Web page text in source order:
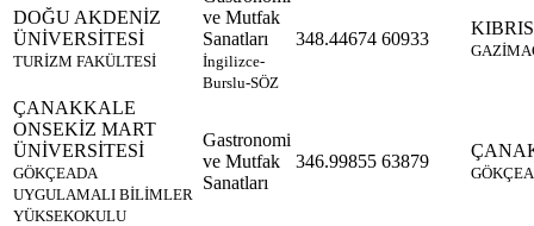
DOĞU AKDENİZ
ÜNİVERSİTESİ
TURİZM FAKÜLTESİ
ve Mutfak
Sanatları
İngilizce-
Burslu-SÖZ
348.44674 60933
KIBRIS
ÇANAKKALE
ONSEKİZ MART
ÜNİVERSİTESİ
GÖKÇEADA
UYGULAMALI BİLİMLER
YÜKSEKOKULU
Gastronomi
ve Mutfak
Sanatları
346.99855 63879